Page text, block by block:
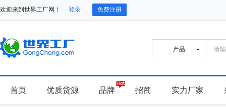
欢迎来到世界工厂网！ 登录 免费注册
首页 优质货源 品牌 招商 实力厂家